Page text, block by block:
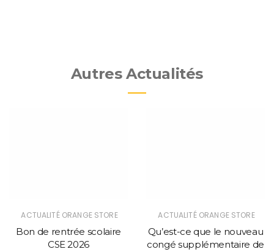
Autres Actualités
ACTUALITÉ ORANGE STORE
Bon de rentrée scolaire
CSE 2026
ACTUALITÉ ORANGE STORE
Qu’est-ce que le nouveau
congé supplémentaire de